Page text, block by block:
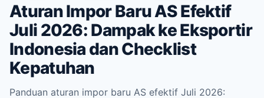
Aturan Impor Baru AS Efektif
Juli 2026: Dampak ke Eksportir
Indonesia dan Checklist
Kepatuhan
Panduan aturan impor baru AS efektif Juli 2026: